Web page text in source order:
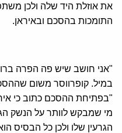
את אוזלת היד שלה ולכן
התומכות בהסכם ובאיראן.
"אני חושב שיש פה הפרה
במיל. קופרווסר משום
"בפתיחת ההסכם כתוב כי
מי שמבקש לוותר על הנשק
הגרעין שלו ולכן כל הבסיס